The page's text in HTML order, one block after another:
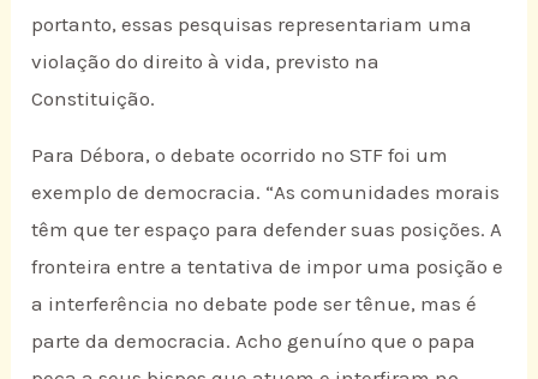
portanto, essas pesquisas representariam uma
violação do direito à vida, previsto na
Constituição.
Para Débora, o debate ocorrido no STF foi um
exemplo de democracia. “As comunidades morais
têm que ter espaço para defender suas posições. A
fronteira entre a tentativa de impor uma posição e
a interferência no debate pode ser tênue, mas é
parte da democracia. Acho genuíno que o papa